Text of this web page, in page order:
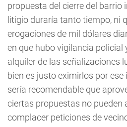
propuesta del cierre del barrio
litigio duraría tanto tiempo, ni
erogaciones de mil dólares
en que hubo vigilancia policial
alquiler de las señalizaciones
bien es justo eximirlos por
sería recomendable que
ciertas propuestas no pueden
complacer peticiones de